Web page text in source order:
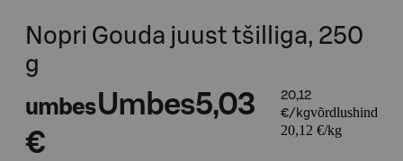
Nopri Gouda juust tšilliga, 250
g
umbesUmbes5,03
€
20,12
€/kgvõrdlushind
20,12 €/kg